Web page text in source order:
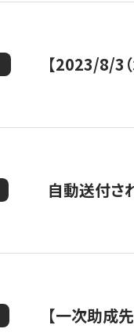
【2023/8/3
自動送付さ
【一次助成